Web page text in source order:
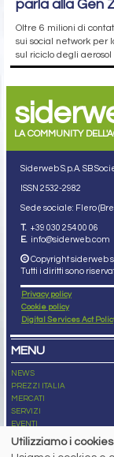
parla alla Gen
Oltre 6 milioni di
sui social network per
sul riciclo degli aerosol
LA COMMUNITY
Siderweb S.p.A. SB
ISSN 2532-2982
Sede sociale: Flero
T. +39 030 254 00 06
E. info@siderweb.com
Copyright siderweb
Tutti i diritti sono
Privacy policy
Cookie policy
Digital Services Act
MENU
NEWS
PREZZI ITALIA
MERCATI
SERVIZI
EVENTI
ABBONAMENTI
Utilizziamo i